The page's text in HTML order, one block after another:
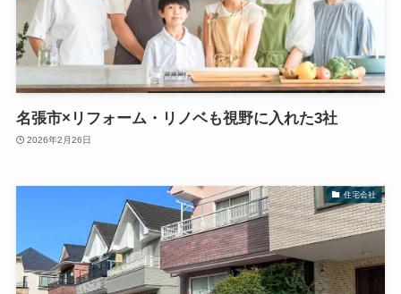
名張市×リフォーム・リノベも視野に入れた3社
2026年2月26日
住宅会社